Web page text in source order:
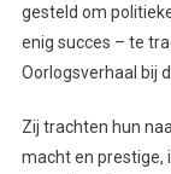
gesteld om
enig succes – te
Oorlogsverhaal bij
Zij trachten hun
macht en prestige,